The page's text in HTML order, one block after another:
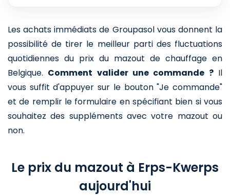
Les achats immédiats de Groupasol vous donnent la
possibilité de tirer le meilleur parti des fluctuations
quotidiennes du prix du mazout de chauffage en
Belgique. Comment valider une commande ?Il
vous suffit d'appuyer sur le bouton "Je commande"
et de remplir le formulaire en spécifiant bien si vous
souhaitez des suppléments avec votre mazout ou
non.
Le prix du mazout à Erps-Kwerps
aujourd'hui